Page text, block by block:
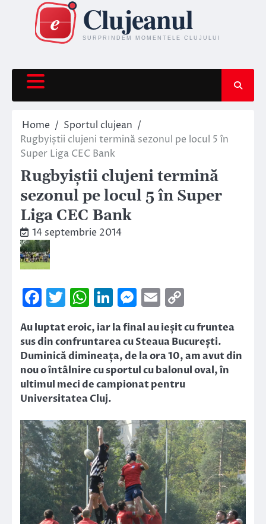
content
Home
Sportul clujean
Rugbyiștii clujeni termină sezonul pe locul 5 în
Super Liga CEC Bank
Rugbyiștii clujeni termină
sezonul pe locul 5 în Super
Liga CEC Bank
14 septembrie 2014
Facebook
Twitter
WhatsApp
LinkedIn
Messenger
Email
Link
Au luptat eroic, iar la final au ieșit cu fruntea
sus din confruntarea cu Steaua București.
Duminică dimineața, de la ora 10, am avut din
nou o întâlnire cu sportul cu balonul oval, în
ultimul meci de campionat pentru
Universitatea Cluj.